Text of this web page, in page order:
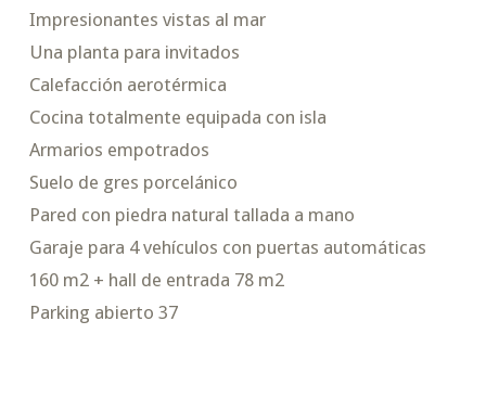
Impresionantes vistas al mar
Una planta para invitados
Calefacción aerotérmica
Cocina totalmente equipada con isla
Armarios empotrados
Suelo de gres porcelánico
Pared con piedra natural tallada a mano
Garaje para 4 vehículos con puertas automáticas
160 m2 + hall de entrada 78 m2
Parking abierto 37